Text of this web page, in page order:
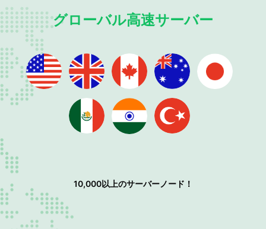
グローバル高速サーバー
10,000以上のサーバーノード！